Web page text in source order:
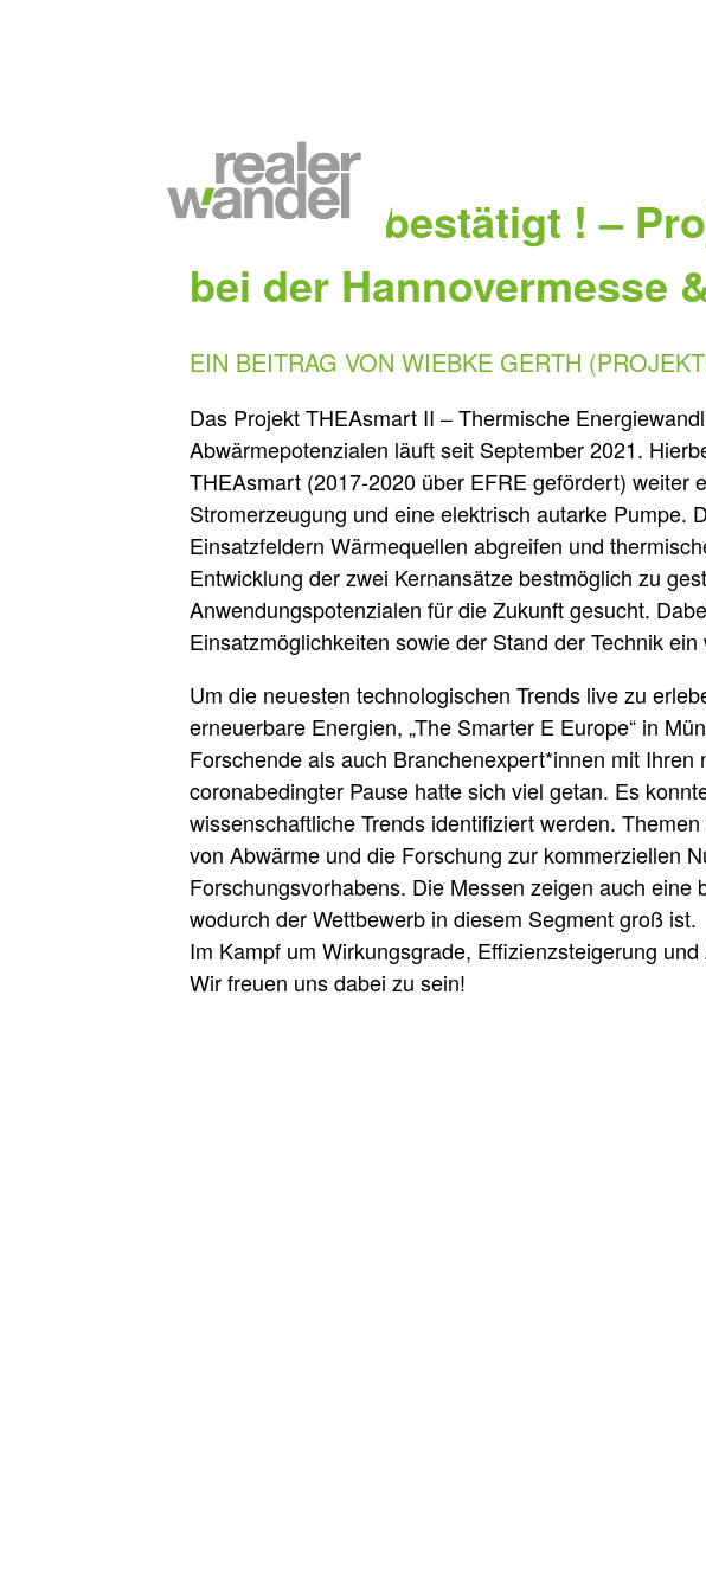
11.07.2022
Relevanz bestätigt ! –
bei der Hannovermesse
EIN BEITRAG VON WIEBKE GERTH
Das Projekt THEAsmart II – Thermische
Abwärmepotenzialen läuft seit September 2021.
THEAsmart (2017-2020 über EFRE gefördert) weiter
Stromerzeugung und eine elektrisch autarke Pumpe.
Einsatzfeldern Wärmequellen abgreifen und
Entwicklung der zwei Kernansätze bestmöglich zu
Anwendungspotenzialen für die Zukunft gesucht.
Einsatzmöglichkeiten sowie der Stand der Technik
Um die neuesten technologischen Trends live zu
erneuerbare Energien, „The Smarter E Europe“ in
Forschende als auch Branchenexpert*innen mit
coronabedingter Pause hatte sich viel getan. Es
wissenschaftliche Trends identifiziert werden.
von Abwärme und die Forschung zur kommerziellen
Forschungsvorhabens. Die Messen zeigen auch
wodurch der Wettbewerb in diesem Segment groß ist.
Im Kampf um Wirkungsgrade, Effizienzsteigerung
Wir freuen uns dabei zu sein!